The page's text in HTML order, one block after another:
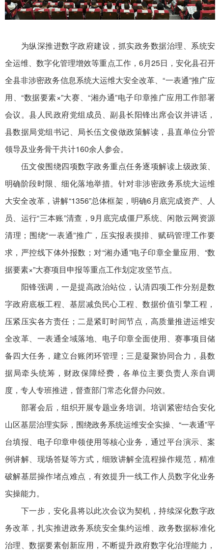
为纵深推进数字政府建设，抓实政务数据治理、系统安
全运维、数字化管理增效等重点工作，6月25日，安化县召开
全县非涉密政务信息系统大运维大安全改革、“一表通”推广应
用、“数据要素×”大赛、“湘办通”电子印章推广应用工作部署
会议。县人民政府党组成员、副县长阳锋出席会议并讲话，
县数据局党组书记、局长伍文俊做政策解读，县直单位分管
领导及业务骨干共计160余人参会。
伍文俊围绕四项数字政务重点任务逐项解读上级政策、
明确阶段时限、细化落地举措。针对非涉密政务系统大运维
大安全改革，讲解“1356”总体框架，明确6月底完成资产、人
员、运行“三本账”清查，9月底完成僵尸系统、闲散云网资源
清理；围绕“一表通”推广，压实报表摸排、赋码管理工作要
求，严控线下体外报数；对“湘办通”电子印章全量应用、“数
据要素×”大赛项目申报等重点工作划定攻坚节点。
阳锋强调，一是提高政治站位，认清四项工作分别是数
字政府底板工程、基层减负民心工程、数据价值引擎工程，
压紧压实各方责任；二是紧盯时间节点，高质量推进运维安
全改革、一表通全域落地、电子印章全面使用、赛事项目储
备四大任务，建立台账闭环管理；三是凝聚协同合力，县数
据局牵头统筹，财政保障经费，各单位主要负责人亲自调
度，专人专班推进，督查部门常态化督办问效。
部署会后，组织开展专题业务培训。培训紧密结合安化
山区基层治理实际，围绕政务系统运维安全实操、“一表通”平
台填报、电子印章申领使用等核心业务，通过平台演示、案
例讲解、现场答疑等方式，细致讲解全流程操作规范，精准
破解基层操作堵点难点，有效提升一线工作人员数字化业务
实操能力。
下一步，安化县将以此次会议为契机，持续深化数字政
务改革，扎实推进政务系统安全集约运维、政务数据标准化
治理、数据要素创新应用，不断提升政府数字化治理能力，